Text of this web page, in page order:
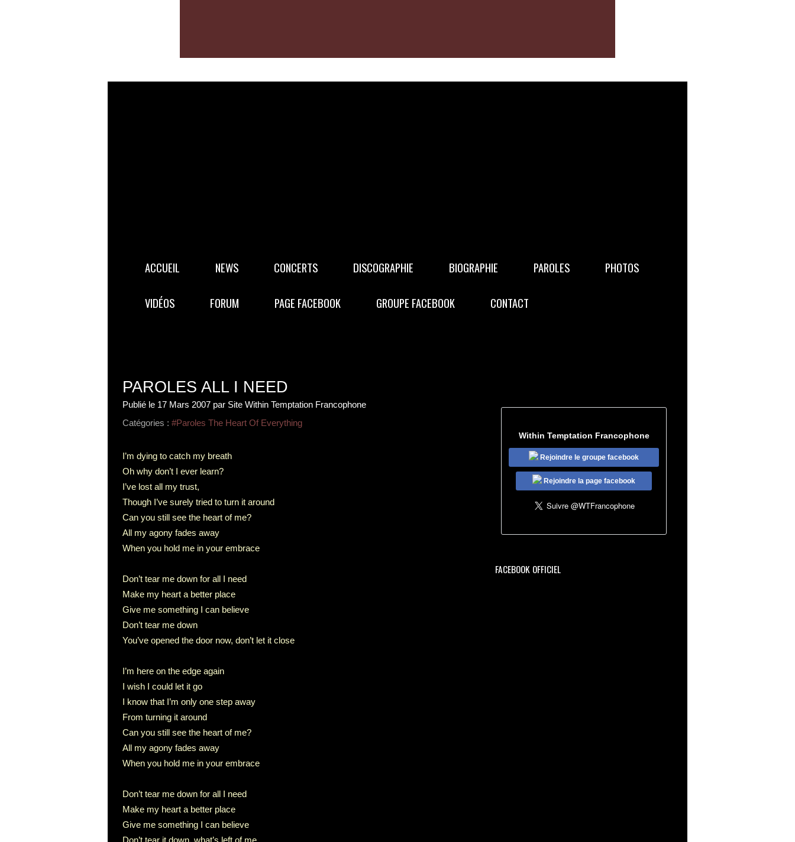
ACCUEIL NEWS CONCERTS DISCOGRAPHIE BIOGRAPHIE PAROLES PHOTOS
VIDÉOS FORUM PAGE FACEBOOK GROUPE FACEBOOK CONTACT
PAROLES ALL I NEED
Publié le 17 Mars 2007 par Site Within Temptation Francophone
Catégories : #Paroles The Heart Of Everything
I’m dying to catch my breath
Oh why don’t I ever learn?
I’ve lost all my trust,
Though I’ve surely tried to turn it around
Can you still see the heart of me?
All my agony fades away
When you hold me in your embrace
Don’t tear me down for all I need
Make my heart a better place
Give me something I can believe
Don’t tear me down
You’ve opened the door now, don’t let it close
I’m here on the edge again
I wish I could let it go
I know that I’m only one step away
From turning it around
Can you still see the heart of me?
All my agony fades away
When you hold me in your embrace
Don’t tear me down for all I need
Make my heart a better place
Give me something I can believe
Don’t tear it down, what’s left of me
Within Temptation Francophone
Rejoindre le groupe facebook
Rejoindre la page facebook
FACEBOOK OFFICIEL